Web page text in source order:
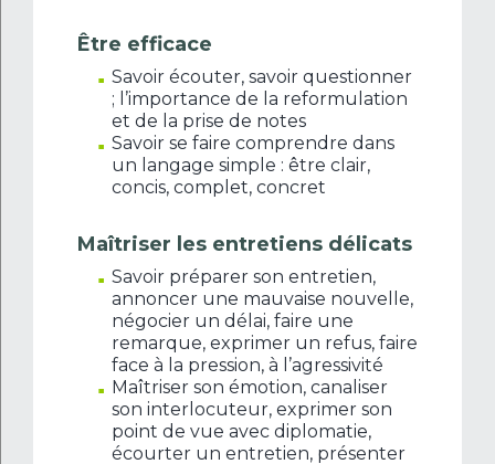
Être efficace
Savoir écouter, savoir questionner
; l’importance de la reformulation
et de la prise de notes
Savoir se faire comprendre dans
un langage simple : être clair,
concis, complet, concret
Maîtriser les entretiens délicats
Savoir préparer son entretien,
annoncer une mauvaise nouvelle,
négocier un délai, faire une
remarque, exprimer un refus, faire
face à la pression, à l’agressivité
Maîtriser son émotion, canaliser
son interlocuteur, exprimer son
point de vue avec diplomatie,
écourter un entretien, présenter